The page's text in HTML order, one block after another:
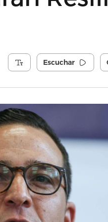
Escuchar